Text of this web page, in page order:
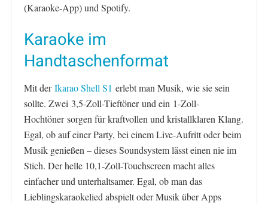
(Karaoke-App) und Spotify.
Karaoke im
Handtaschenformat
Mit derIkarao Shell S1 erlebt man Musik, wie sie sein
sollte. Zwei 3,5-Zoll-Tieftöner und ein 1-Zoll-
Hochtöner sorgen für kraftvollen und kristallklaren Klang.
Egal, ob auf einer Party, bei einem Live-Aufritt oder beim
Musik genießen – dieses Soundsystem lässt einen nie im
Stich. Der helle 10,1-Zoll-Touchscreen macht alles
einfacher und unterhaltsamer. Egal, ob man das
Lieblingskaraokelied abspielt oder Musik über Apps